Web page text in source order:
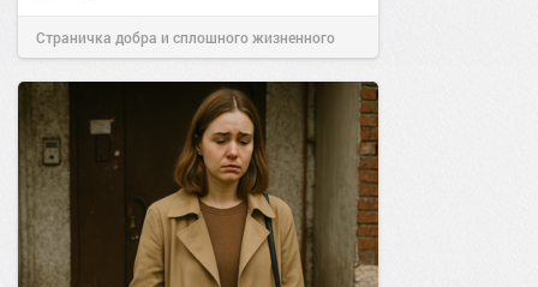
Страничка добра и сплошного жизненного
позитива!12:3924 апр 2026